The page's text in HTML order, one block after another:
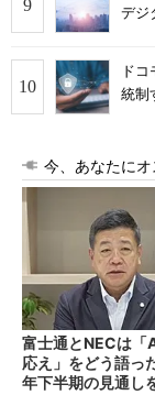
デジ
ド
統制
今、あなたにオ
富士通とNECは「
応え」をどう語
年下半期の見通し